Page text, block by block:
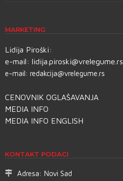
MARKETING
Lidija Piroški:
e-mail: lidija.piroski@vrelegume.rs
e-mail: redakcija@vrelegume.rs
CENOVNIK OGLAŠAVANJA
MEDIA INFO
MEDIA INFO ENGLISH
KONTAKT PODACI
Adresa: Novi Sad